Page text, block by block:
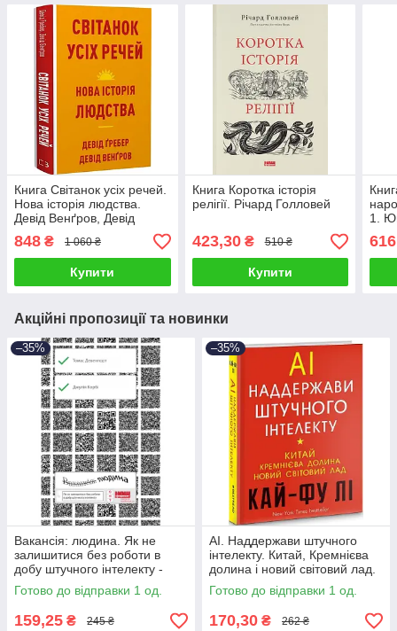
Книга Світанок усіх речей.
Нова історія людства.
Девід Венґров, Девід
Гребер
848 ₴ 1 060 ₴
Купити
Книга Коротка історія
релігії. Річард Голловей
423,30₴ 510 ₴
Купити
1.
616
Акційні пропозиції та новинки
–35%
Вакансія: людина. Як не
залишитися без роботи в
добу штучного інтелекту -
Томас Девенпорт
Готово до відправки 1 од.
159,25 ₴ 245 ₴
–35%
AI. Наддержави штучного
інтелекту. Китай, Кремнієва
долина і новий світовий лад.
Лі Кай-Фу
Готово до відправки 1 од.
170,30 ₴ 262 ₴